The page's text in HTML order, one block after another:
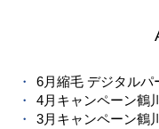
6月縮毛 デジタルパ
4月キャンペーン鶴
3月キャンペーン鶴